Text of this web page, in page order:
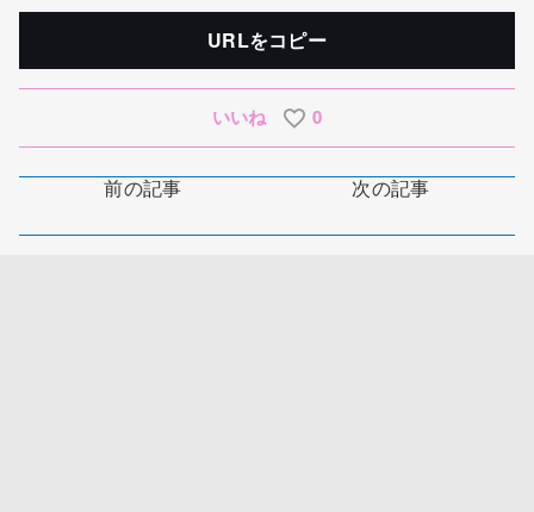
URLをコピー
いいね 0
前の記事 次の記事